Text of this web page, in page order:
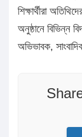
শিক্ষার্থীরা
অনুষ্ঠানে বিভিন্ন
অভিভাবক,